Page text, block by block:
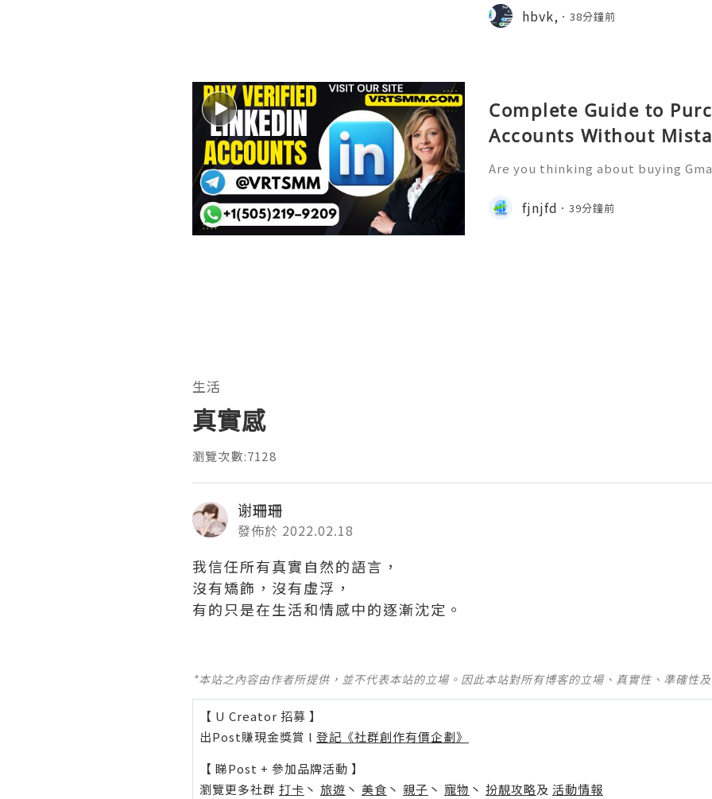
u want to more information just
4-hour Reply/Contacts ✅⇒Whats
hbvk, 38分鐘前
Complete Guide to
Accounts Without
Are you thinking about buying
u want to more information just
4-hour Reply/Contacts ✅⇒Whats
fjnjfd 39分鐘前
生活
真實感
瀏覽次數:7128
谢珊珊
發佈於 2022.02.18
我信任所有真實自然的語言，
沒有矯飾，沒有虛浮，
有的只是在生活和情感中的逐漸沈定。
*本站之內容由作者所提供，並不代表本站的立場。因此本站對所有博客的立場、真實性、準確性
【 U Creator 招募 】
出Post賺現金獎賞 l 登記《社群創作有價企劃》
【 睇Post + 參加品牌活動 】
瀏覽更多社群 打卡 丶 旅遊 丶 美食 丶 親子 丶 寵物 丶 扮靚攻略及 活動情報